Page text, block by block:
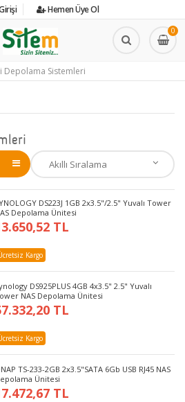
Hemen Üye Ol
0
Depolama Sistemleri
DS223J 1GB 2x3.5"/2.5" Yuvalı Tower
Depolama Ünitesi
TL
Kargo
DS925PLUS 4GB 4x3.5" 2.5" Yuvalı
NAS Depolama Ünitesi
TL
Kargo
TS-233-2GB 2x3.5"SATA 6Gb USB RJ45 NAS
Ünitesi
TL